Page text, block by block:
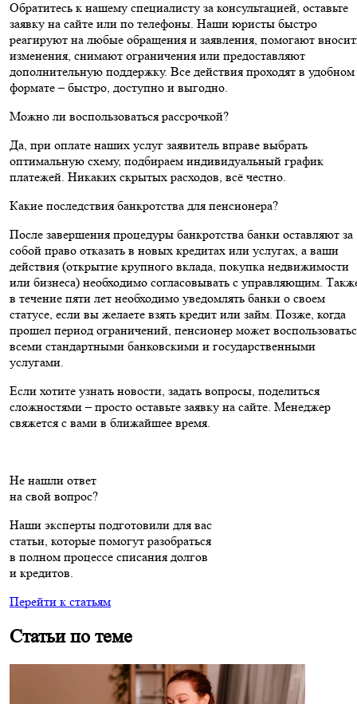
Обратитесь к нашему специалисту за консультацией, оставьте
заявку на сайте или по телефоны. Наши юристы быстро
реагируют на любые обращения и заявления, помогают
изменения, снимают ограничения или предоставляют
дополнительную поддержку. Все действия проходят в удобном
формате – быстро, доступно и выгодно.
Можно ли воспользоваться рассрочкой?
Да, при оплате наших услуг заявитель вправе выбрать
оптимальную схему, подбираем индивидуальный график
платежей. Никаких скрытых расходов, всё честно.
Какие последствия банкротства для пенсионера?
После завершения процедуры банкротства банки оставляют за
собой право отказать в новых кредитах или услугах, а ваши
действия (открытие крупного вклада, покупка недвижимости
или бизнеса) необходимо согласовывать с управляющим.
в течение пяти лет необходимо уведомлять банки о своем
статусе, если вы желаете взять кредит или займ. Позже, когда
прошел период ограничений, пенсионер может
всеми стандартными банковскими и государственными
услугами.
Если хотите узнать новости, задать вопросы, поделиться
сложностями – просто оставьте заявку на сайте. Менеджер
свяжется с вами в ближайшее время.
Не нашли ответ
на свой вопрос?
Наши эксперты подготовили для вас
статьи, которые помогут разобраться
в полном процессе списания долгов
и кредитов.
Перейти к статьям
Статьи по теме